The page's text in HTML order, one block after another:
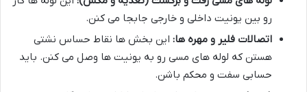
رو بین یونیت داخلی و خارجی جابجا می کنن.
اتصالات فلیر و مهره ها: این بخش ها نقاط حساس نشتی
هستن که لوله های مسی رو به یونیت ها وصل می کنن. باید
حسابی سفت و محکم باشن.